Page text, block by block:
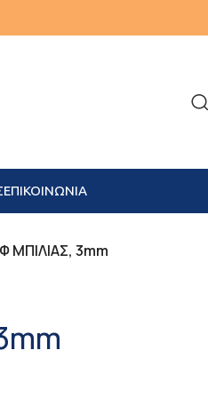
ΕΠΙΚΟΙΝΩΝΙΑ
ΜΠΙΛΙΑΣ, 3mm